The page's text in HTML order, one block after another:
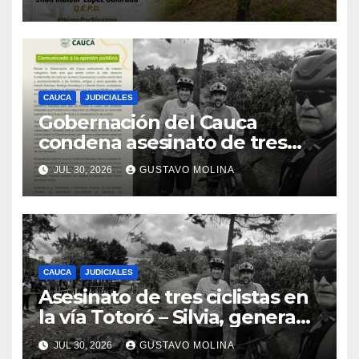
CAUCA JUDICIALES
Gobernación del Cauca
condena asesinato de tres
ciudadanos y exige medidas
urgentes al Gobierno
Nacional
JUL 30, 2026 GUSTAVO MOLINA
CAUCA JUDICIALES
Asesinato de tres ciclistas en
la vía Totoró – Silvia, genera
consternación en el Cauca
JUL 30, 2026 GUSTAVO MOLINA